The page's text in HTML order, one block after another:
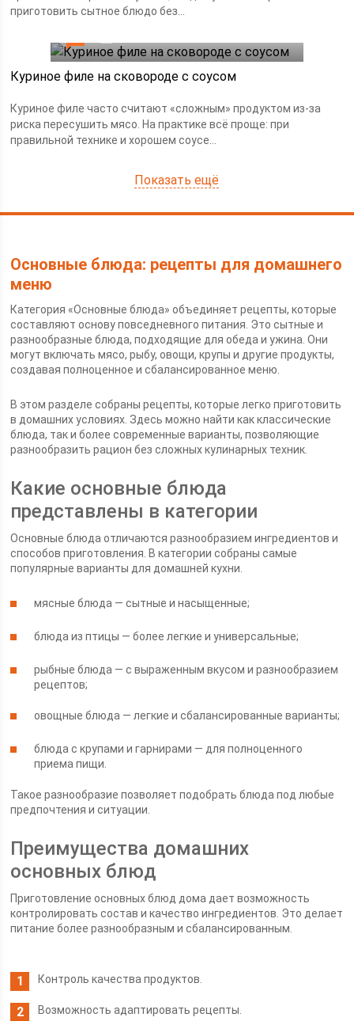
приготовить сытное блюдо без...
Куриное филе на сковороде с соусом
Куриное филе часто считают «сложным» продуктом из-за
риска пересушить мясо. На практике всё проще: при
правильной технике и хорошем соусе...
Показать ещё
Основные блюда: рецепты для домашнего
меню
Категория «Основные блюда» объединяет рецепты, которые
составляют основу повседневного питания. Это сытные и
разнообразные блюда, подходящие для обеда и ужина. Они
могут включать мясо, рыбу, овощи, крупы и другие продукты,
создавая полноценное и сбалансированное меню.
В этом разделе собраны рецепты, которые легко приготовить
в домашних условиях. Здесь можно найти как классические
блюда, так и более современные варианты, позволяющие
разнообразить рацион без сложных кулинарных техник.
Какие основные блюда
представлены в категории
Основные блюда отличаются разнообразием ингредиентов и
способов приготовления. В категории собраны самые
популярные варианты для домашней кухни.
мясные блюда — сытные и насыщенные;
блюда из птицы — более легкие и универсальные;
рыбные блюда — с выраженным вкусом и разнообразием
рецептов;
овощные блюда — легкие и сбалансированные варианты;
блюда с крупами и гарнирами — для полноценного
приема пищи.
Такое разнообразие позволяет подобрать блюда под любые
предпочтения и ситуации.
Преимущества домашних
основных блюд
Приготовление основных блюд дома дает возможность
контролировать состав и качество ингредиентов. Это делает
питание более разнообразным и сбалансированным.
Контроль качества продуктов.
Возможность адаптировать рецепты.